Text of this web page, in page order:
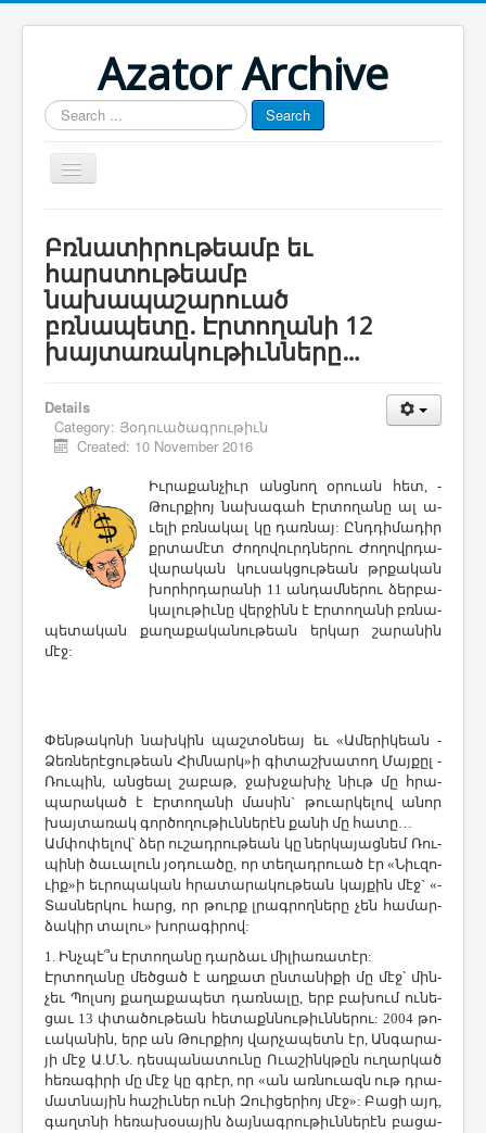
Azator Archive
Search
...
Search
Յուշատետր
Հայաստան-Արցախ
Թուրքիա-Ատրպէյճան
Յօդուածագրութիւն
Բռնատիրութեամբ եւ
հարստութեամբ
նախապաշարուած
բռնապետը. Էրտողանի 12
խայտառակութիւնները…
Details
Category: Յօդուածագրութիւն
Created: 10 November 2016
Իւ­րա­քան­չիւր անց­նող օ­րո­ւան հետ, ­
Թուր­քիոյ նա­խա­գահ Էր­տո­ղա­նը ալ ա­
ւե­լի բռնա­կալ կը դառ­նայ: Ընդ­դի­մա­դիր
քրտա­մէտ ­Ժո­ղո­վուրդ­նե­րու ­Ժո­ղովր­դա­
վա­րա­կան կու­սակ­ցու­թեան թրքա­կան
խորհր­դա­րա­նի 11 ան­դամ­նե­րու ձեր­բա­
կա­լու­թիւ­նը վեր­ջինն է Էր­տո­ղա­նի բռնա­
պե­տա­կան քա­ղա­քա­կա­նու­թեան եր­կար շա­րա­նին
մէջ:
­Փեն­թա­կո­նի նախ­կին պաշ­տօ­նեայ եւ «Ա­մե­րի­կեան ­
Ձեռ­նե­րէ­ցու­թեան ­Հիմ­նարկ»ի գի­տաշ­խա­տող ­Մայ­քըլ ­
Ռու­պին, ան­ցեալ շա­բաթ, ջախ­ջա­խիչ նիւթ մը հրա­
պա­րա­կած է Էր­տո­ղա­նի մա­սին` թո­ւար­կե­լով ա­նոր
խայ­տա­ռակ գոր­ծո­ղու­թիւն­նե­րէն քա­նի մը հա­տը…
Ամ­փո­փե­լով՝ ձեր ու­շադ­րու­թեան կը ներ­կա­յաց­նեմ ­Ռու­
պի­նի ծա­ւա­լուն յօ­դո­ւա­ծը, որ տե­ղադ­րո­ւած էր «­Նիւ­զո­
ւիք»ի եւ­րո­պա­կան հրա­տա­րա­կու­թեան կայ­քին մէջ` «­
Տաս­ներ­կու հարց, որ թուրք լրագ­րող­նե­րը չեն հա­մար­
ձա­կիր տա­լու» խո­րա­գի­րով:
1. Ինչ­պէ՞ս Էր­տո­ղա­նը դար­ձաւ մի­լիա­ռա­տէր:
Էր­տո­ղա­նը մեծ­ցած է աղ­քատ ըն­տա­նի­քի մը մէջ՝ մին­
չեւ ­Պոլ­սոյ քա­ղա­քա­պետ դառ­նա­լը, երբ բա­խում ու­նե­
ցաւ 13 փտա­ծու­թեան հե­տաքն­նու­թիւն­նե­րու: 2004 թո­
ւա­կա­նին, երբ ան ­Թուր­քիոյ վար­չա­պետն էր, Ան­գա­րա­
յի մէջ Ա.Մ.Ն. դես­պա­նա­տու­նը Ո­ւա­շինկ­թըն ու­ղար­կած
հե­ռա­գի­րի մը մէջ կը գրէր, որ «ան առ­նո­ւազն ութ դրա­
մատ­նա­յին հա­շիւ­ներ ու­նի ­Զո­ւի­ցե­րիոյ մէջ»: ­Բա­ցի այդ,
գաղտ­նի հե­ռա­խօ­սա­յին ձայ­նագ­րու­թիւն­նե­րէն բա­ցա­